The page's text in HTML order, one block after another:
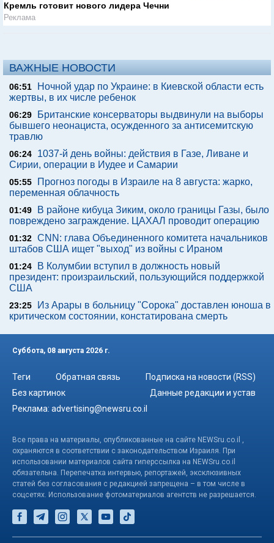
Кремль готовит нового лидера Чечни
Реклама
ВАЖНЫЕ НОВОСТИ
06:51
Ночной удар по Украине: в Киевской области есть
жертвы, в их числе ребенок
06:29
Британские консерваторы выдвинули на выборы
бывшего неонациста, осужденного за антисемитскую
травлю
06:24
1037-й день войны: действия в Газе, Ливане и
Сирии, операции в Иудее и Самарии
05:55
Прогноз погоды в Израиле на 8 августа: жарко,
переменная облачность
01:49
В районе кибуца Зиким, около границы Газы, было
повреждено заграждение. ЦАХАЛ проводит операцию
01:32 CNN: глава Объединенного комитета начальников
штабов США ищет "выход" из войны с Ираном
01:24
В Колумбии вступил в должность новый
президент: произраильский, пользующийся поддержкой
США
23:25
Из Арары в больницу "Сорока" доставлен юноша в
критическом состоянии, констатирована смерть
Суббота, 08 августа 2026 г.
Теги Обратная связь
Подписка на новости (RSS)
Без картинок
Данные редакции и устав
Реклама: advertising@newsru.co.il
Все права на материалы, опубликованные на сайте NEWSru.co.il ,
охраняются в соответствии с законодательством Израиля. При
использовании материалов сайта гиперссылка на NEWSru.co.il
обязательна. Перепечатка интервью, репортажей, эксклюзивных
статей без согласования с редакцией запрещена – в том числе в
соцсетях. Использование фотоматериалов агентств не разрешается.